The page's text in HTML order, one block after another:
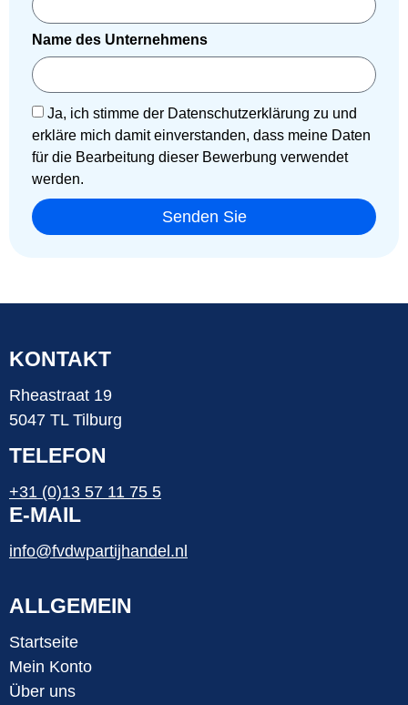
Name des Unternehmens
Ja, ich stimme der Datenschutzerklärung zu und
erkläre mich damit einverstanden, dass meine Daten
für die Bearbeitung dieser Bewerbung verwendet
werden.
Senden Sie
KONTAKT
Rheastraat 19
5047 TL Tilburg
TELEFON
+31 (0)13 57 11 75 5
E-MAIL
info@fvdwpartijhandel.nl
ALLGEMEIN
Startseite
Mein Konto
Über uns